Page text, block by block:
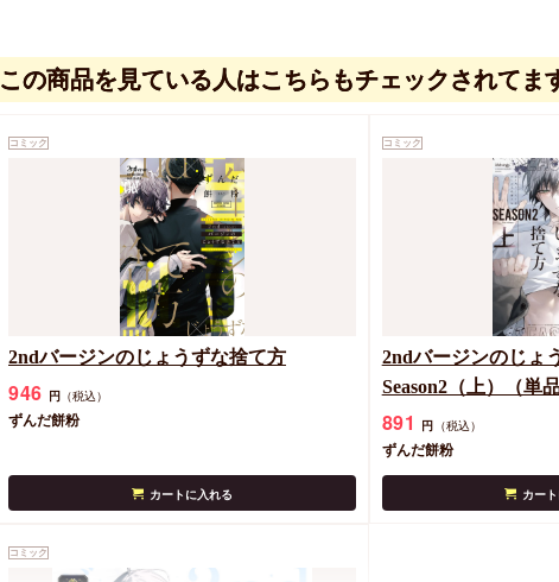
この商品を見ている人はこちらもチェックされてま
コミック
2ndバージンのじょうずな捨て方
946 円 （税込）
ずんだ餅粉
カートに入れる
コミック
2ndバージンのじょ
Season2（上）（単品
891 円 （税込）
ずんだ餅粉
カー
コミック